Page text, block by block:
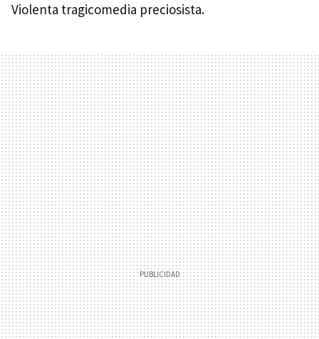
Violenta tragicomedia preciosista.